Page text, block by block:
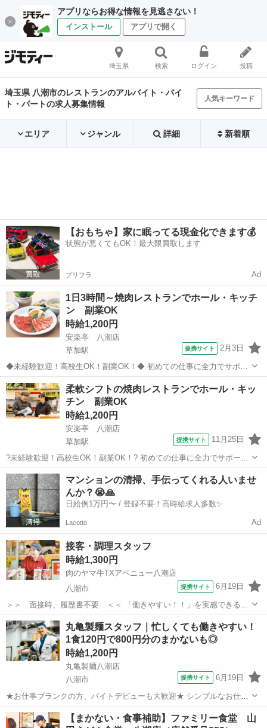
アプリならお得な情報を見逃さない！
インストール アプリで開く
埼玉県 検索 ログイン 投稿
埼玉県 八潮市のレストランのアルバイト・バイ
ト・パートの求人募集情報
人気キーワード
エリア ジャンル 詳細 新着順
【おもちゃ】家に眠ってる現金化できます💰
状態が悪くてもOK！最大限買取します
プリフラ Ad
1日3時間～焼肉レストランでホール・キッチ
ン 副業OK
時給1,200円
安楽亭 八潮店
草加駅
提携サイト 2月3日
◆未経験歓迎！高校生OK！副業OK！◆ 初めての仕事に全力でサポー
トします！ ■高校生バイト、大学生バイト、 主婦(夫)パート、留学
生・外国人活躍中！ ■10代活躍中、20代活躍中、 30代活躍中、40代
活躍中 ■フリ...
埼玉 八潮市 草加駅 レストラン
柔軟シフトの焼肉レストランでホール・キッ
チン 副業OK
時給1,200円
安楽亭 八潮店
草加駅
提携サイト 11月25日
?未経験歓迎！高校生OK！副業OK！? 初めての仕事に全力でサポート
します！ ?高校生バイト、大学生バイト、 主婦(夫)パート、留学
生・外国人活躍中！ ?10代活躍中、20代活躍中、 30代活躍中、40代
活躍中 ?フリ...
埼玉 八潮市 レストラン
マンションの清掃、手伝ってくれる人いませ
んか？😭🙏
日給例1万円〜 / 登録不要！高時給求人多数✨
Lacotto Ad
接客・調理スタッフ
時給1,300円
肉のヤマ牛TXアベニュー八潮店
八潮市
提携サイト 6月19日
＞＞ 面接時、履歴書不要 ＜＜ 「働きやすい！！」を実感できる丸
亀製麺でお馴染みトリドールグループの 【肉のヤマ牛】でお仕事をス
タートしませんか？ 【肉のヤマ牛のポイント】 ・1食120円で食べら
れるまかない有り！ 出...
埼玉 八潮市 レストラン
丸亀製麺スタッフ｜忙しくても働きやすい！
1食120円で800円分のまかないも◎
時給1,200円
丸亀製麺八潮店
八潮市
提携サイト 6月19日
★お仕事ブランクの方、バイトデビューも大歓迎★ シンプルなお仕事
がほとんど◎ ・業務は細かく分けて分担／一つ一つの仕事が効率よく
できる仕組み ・丁寧な研修としっかりとしたレシピ完備 未経験の方で
埼玉 八潮市 レストラン
【まかない・食事補助】ファミリー食堂 山